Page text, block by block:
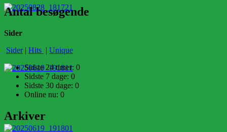
Antal besøgende
Sider
Sider | Hits | Unique
Sidste 24 timer: 0
Sidste 7 dage: 0
Sidste 30 dage: 0
Online nu: 0
Arkiver